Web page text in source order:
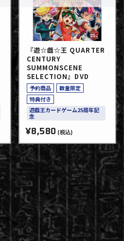
『遊☆戯☆王 QUARTER
CENTURY
SUMMONSCENE
SELECTION』DVD
予約商品
数量限定
特典付き
遊戯王カードゲーム25周年記
念
¥8,580 (税込)